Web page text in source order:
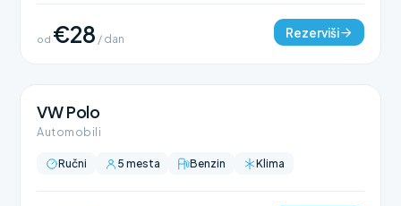
od €28 / dan Rezerviši
VW Polo
Automobili
Ručni 5 mesta Benzin Klima